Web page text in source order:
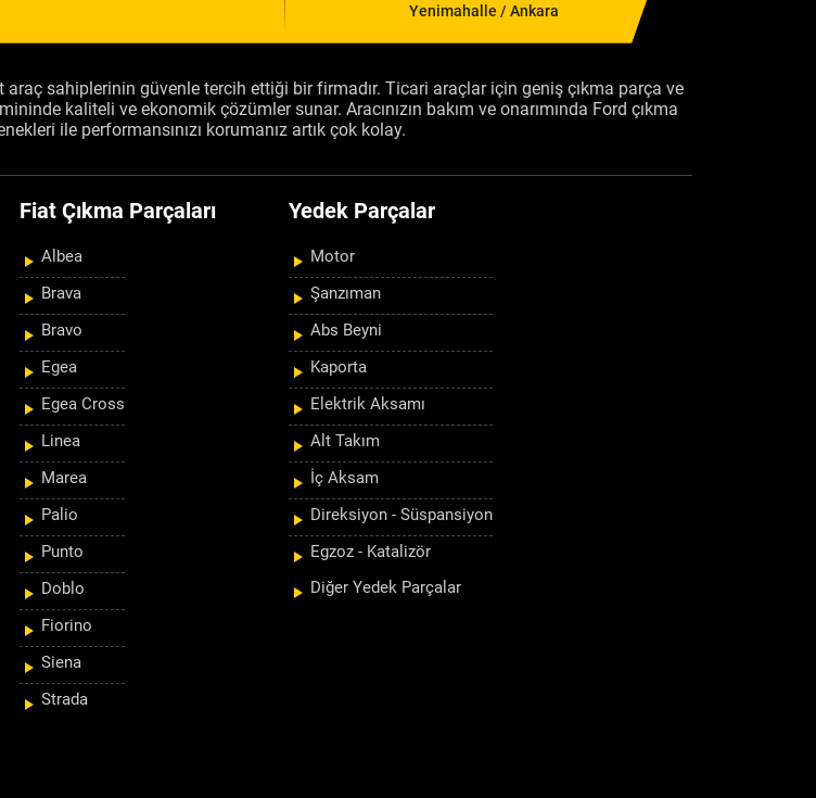
Yenimahalle / Ankara
sahiplerinin güvenle tercih ettiği bir firmadır. Ticari araçlar için geniş çıkma parça ve
kaliteli ve ekonomik çözümler sunar. Aracınızın bakım ve onarımında Ford çıkma
ile performansınızı korumanız artık çok kolay.
Fiat Çıkma Parçaları
Albea
Brava
Bravo
Egea
Egea Cross
Linea
Marea
Palio
Punto
Doblo
Fiorino
Siena
Strada
Yedek Parçalar
Motor
Şanzıman
Abs Beyni
Kaporta
Elektrik Aksamı
Alt Takım
İç Aksam
Direksiyon - Süspansiyon
Egzoz - Katalizör
Diğer Yedek Parçalar